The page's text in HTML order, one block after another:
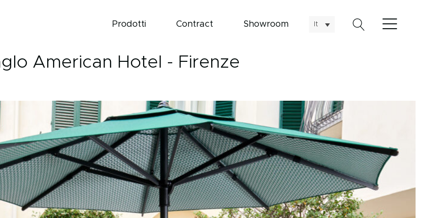
Prodotti Contract Showroom It
American Hotel - Firenze